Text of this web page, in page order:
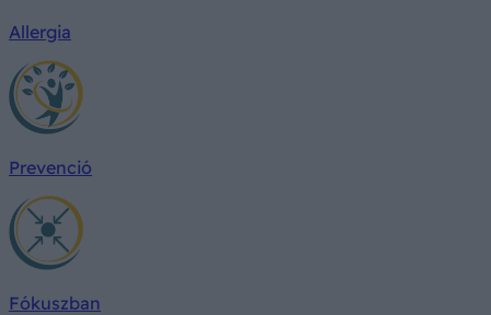
Allergia
Prevenció
Fókuszban